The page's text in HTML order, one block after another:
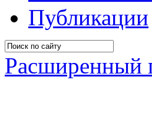
Публикации
Расширенный